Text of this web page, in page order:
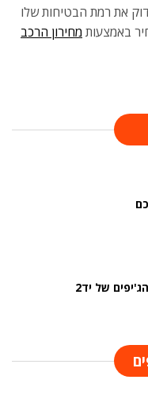
את רמת הבטיחות שלו
מחירון הרכב
של יד2